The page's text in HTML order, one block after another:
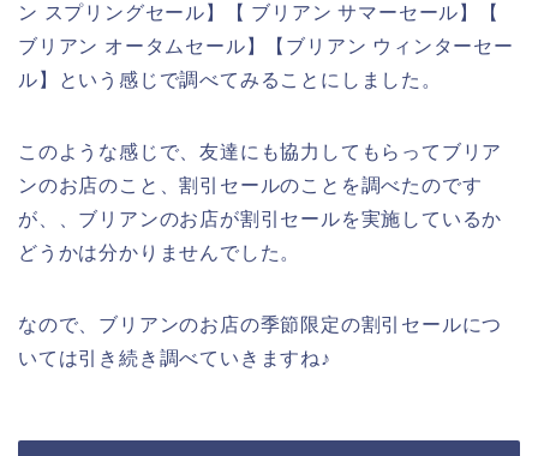
ン スプリングセール】【 ブリアン サマーセール】【
ブリアン オータムセール】【ブリアン ウィンターセー
ル】という感じで調べてみることにしました。
このような感じで、友達にも協力してもらってブリア
ンのお店のこと、割引セールのことを調べたのです
が、、ブリアンのお店が割引セールを実施しているか
どうかは分かりませんでした。
なので、ブリアンのお店の季節限定の割引セールにつ
いては引き続き調べていきますね♪